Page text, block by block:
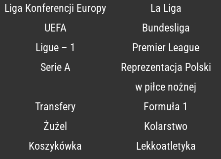
Liga Konferencji Europy
UEFA
La Liga
Bundesliga
Ligue – 1
Premier League
Serie A
Reprezentacja Polski
w piłce nożnej
Transfery
Formuła 1
Żużel
Kolarstwo
Koszykówka
Lekkoatletyka